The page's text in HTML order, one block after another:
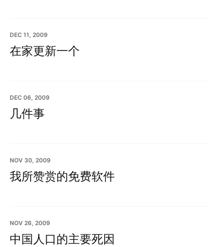
DEC 11, 2009
在家更新一个
DEC 06, 2009
几件事
NOV 30, 2009
我所赞赏的免费软件
NOV 26, 2009
中国人口的主要死因